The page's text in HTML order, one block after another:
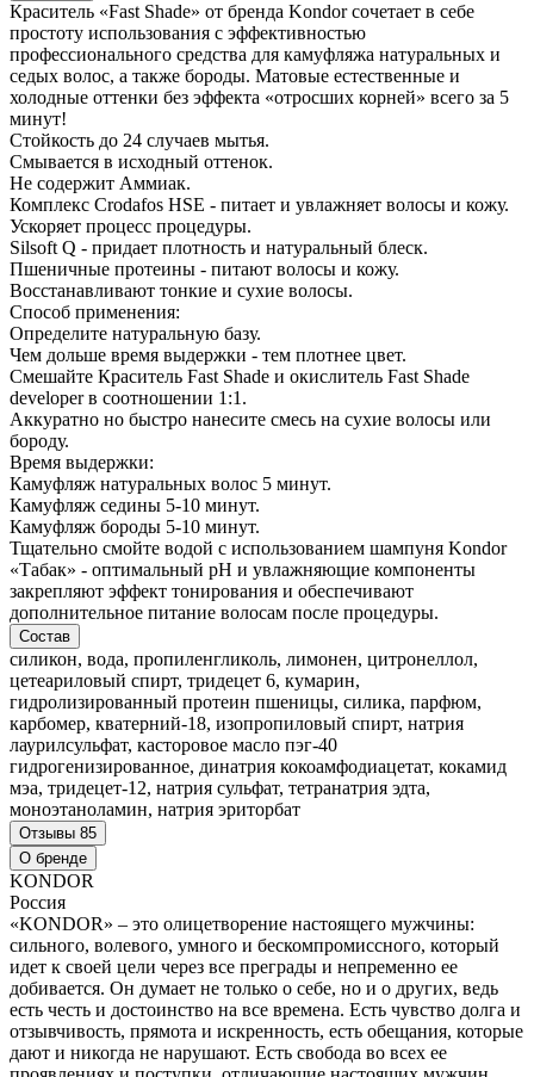
Краситель «Fast Shade» от бренда Kondor сочетает в себе
простоту использования с эффективностью
профессионального средства для камуфляжа натуральных и
седых волос, а также бороды. Матовые естественные и
холодные оттенки без эффекта «отросших корней» всего за 5
минут!
Стойкость до 24 случаев мытья.
Смывается в исходный оттенок.
Не содержит Аммиак.
Комплекс Crodafos HSE - питает и увлажняет волосы и кожу.
Ускоряет процесс процедуры.
Silsoft Q - придает плотность и натуральный блеск.
Пшеничные протеины - питают волосы и кожу.
Восстанавливают тонкие и сухие волосы.
Способ применения:
Определите натуральную базу.
Чем дольше время выдержки - тем плотнее цвет.
Смешайте Краситель Fast Shade и окислитель Fast Shade
developer в соотношении 1:1.
Аккуратно но быстро нанесите смесь на сухие волосы или
бороду.
Время выдержки:
Камуфляж натуральных волос 5 минут.
Камуфляж седины 5-10 минут.
Камуфляж бороды 5-10 минут.
Тщательно смойте водой с использованием шампуня Kondor
«Табак» - оптимальный pH и увлажняющие компоненты
закрепляют эффект тонирования и обеспечивают
дополнительное питание волосам после процедуры.
Состав
силикон, вода, пропиленгликоль, лимонен, цитронеллол,
цетеариловый спирт, тридецет 6, кумарин,
гидролизированный протеин пшеницы, силика, парфюм,
карбомер, кватерний-18, изопропиловый спирт, натрия
лаурилсульфат, касторовое масло пэг-40
гидрогенизированное, динатрия кокоамфодиацетат, кокамид
мэа, тридецет-12, натрия сульфат, тетранатрия эдта,
моноэтаноламин, натрия эриторбат
Отзывы 85
О бренде
KONDOR
Россия
«KONDOR» – это олицетворение настоящего мужчины:
сильного, волевого, умного и бескомпромиссного, который
идет к своей цели через все преграды и непременно ее
добивается. Он думает не только о себе, но и о других, ведь
есть честь и достоинство на все времена. Есть чувство долга и
отзывчивость, прямота и искренность, есть обещания, которые
дают и никогда не нарушают. Есть свобода во всех ее